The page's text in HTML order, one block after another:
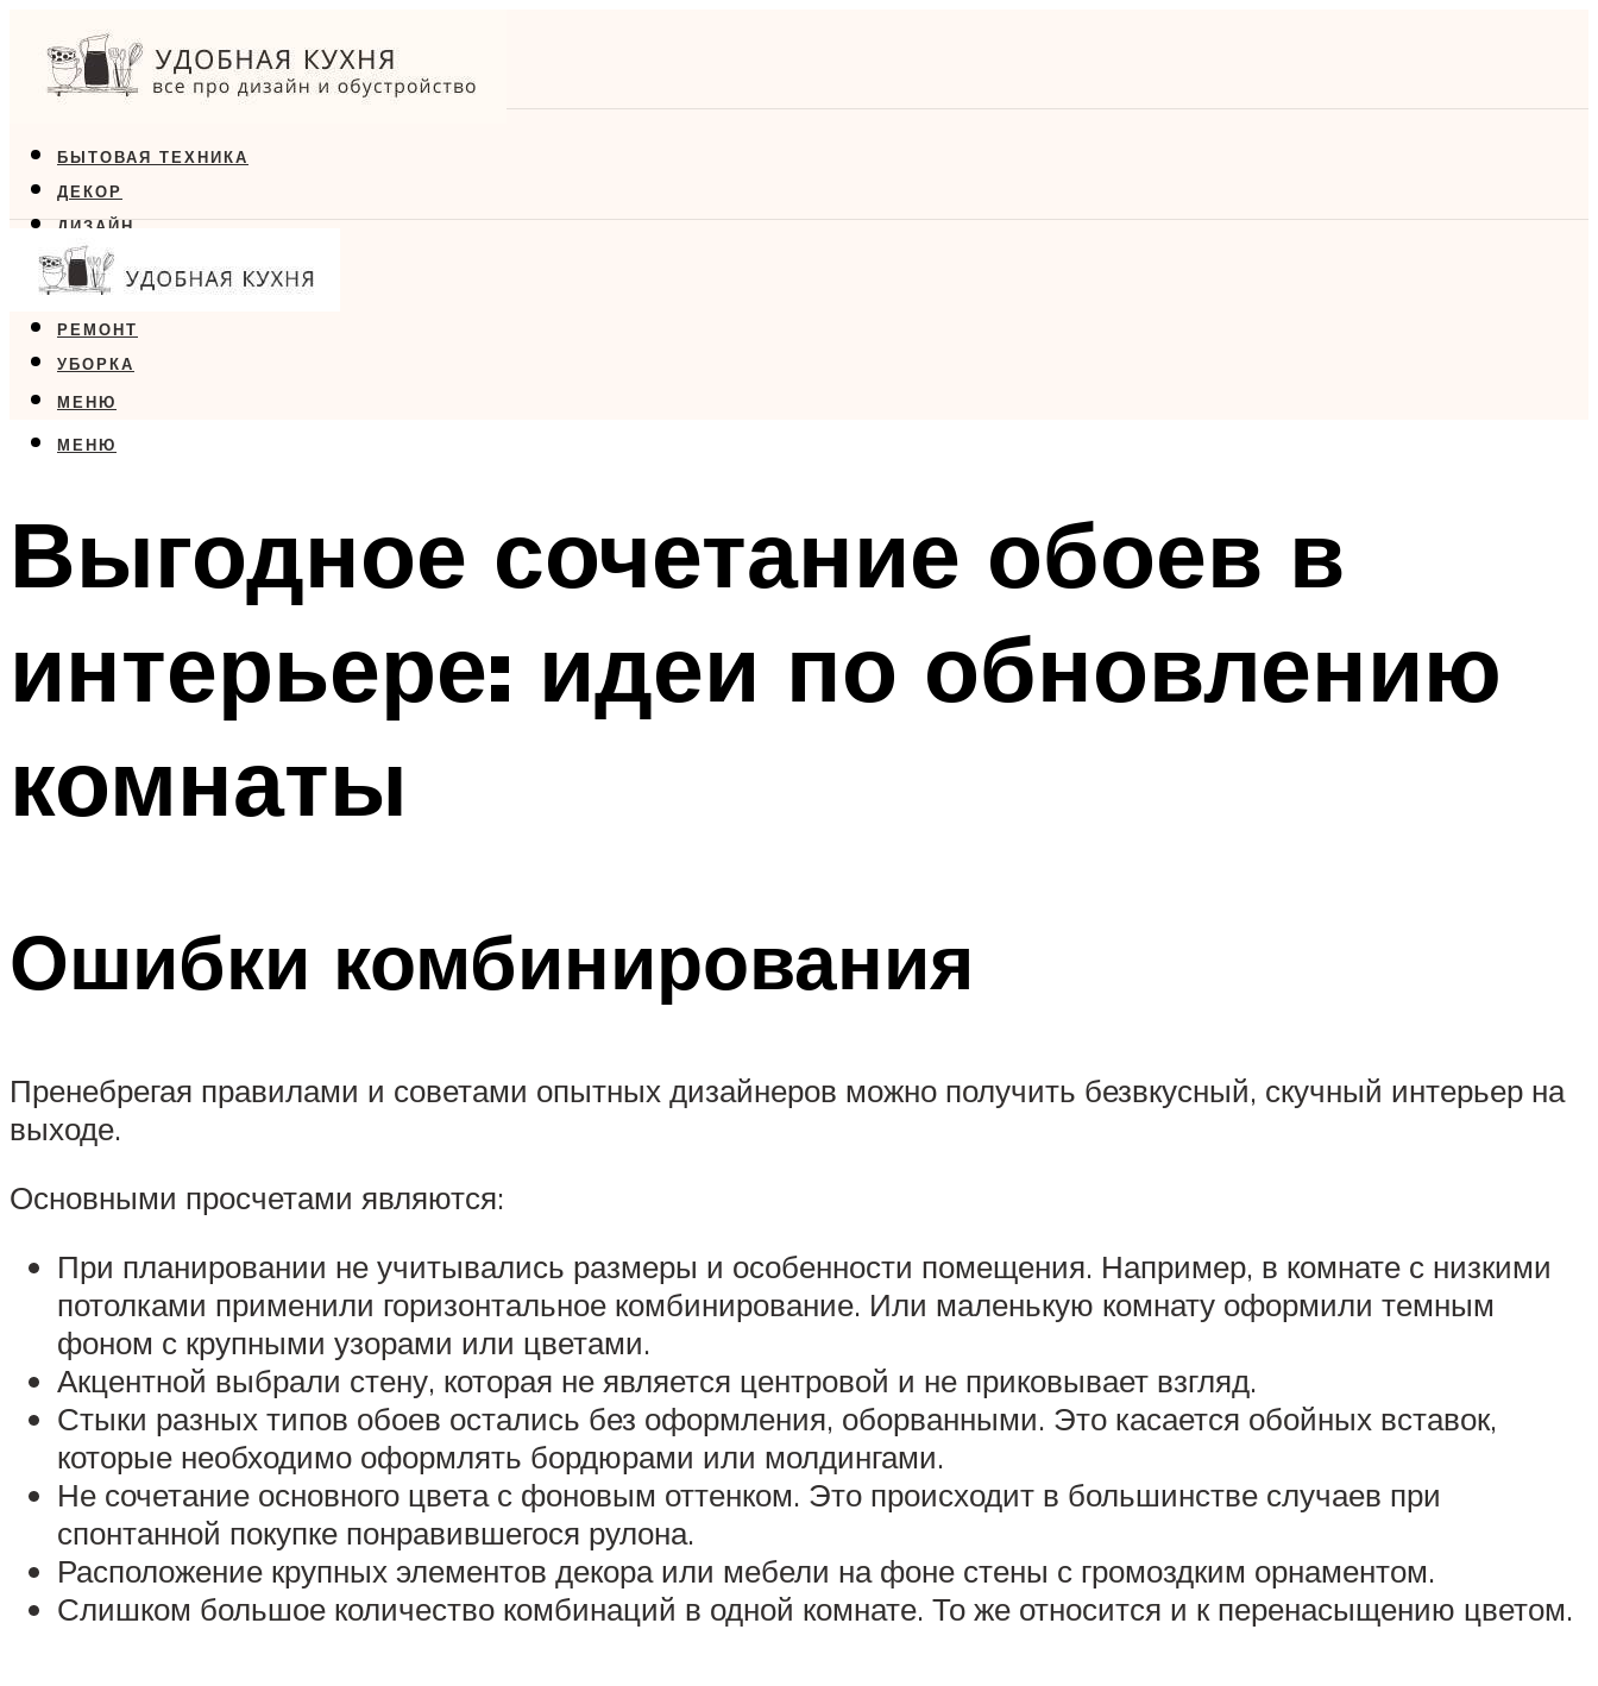
БЫТОВАЯ ТЕХНИКА
ДЕКОР
ДИЗАЙН
ЕДА
МЕБЕЛЬ
РЕМОНТ
УБОРКА
МЕНЮ
МЕНЮ
Выгодное сочетание обоев в
интерьере: идеи по обновлению
комнаты
Ошибки комбинирования
Пренебрегая правилами и советами опытных дизайнеров можно получить безвкусный, скучный интерьер на
выходе.
Основными просчетами являются:
При планировании не учитывались размеры и особенности помещения. Например, в комнате с низкими
потолками применили горизонтальное комбинирование. Или маленькую комнату оформили темным
фоном с крупными узорами или цветами.
Акцентной выбрали стену, которая не является центровой и не приковывает взгляд.
Стыки разных типов обоев остались без оформления, оборванными. Это касается обойных вставок,
которые необходимо оформлять бордюрами или молдингами.
Не сочетание основного цвета с фоновым оттенком. Это происходит в большинстве случаев при
спонтанной покупке понравившегося рулона.
Расположение крупных элементов декора или мебели на фоне стены с громоздким орнаментом.
Слишком большое количество комбинаций в одной комнате. То же относится и к перенасыщению цветом.